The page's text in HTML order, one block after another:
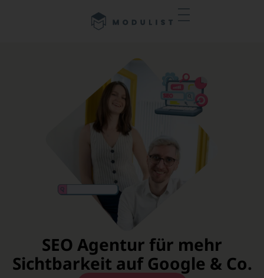
SEO Agentur für mehr
Sichtbarkeit auf Google & Co.